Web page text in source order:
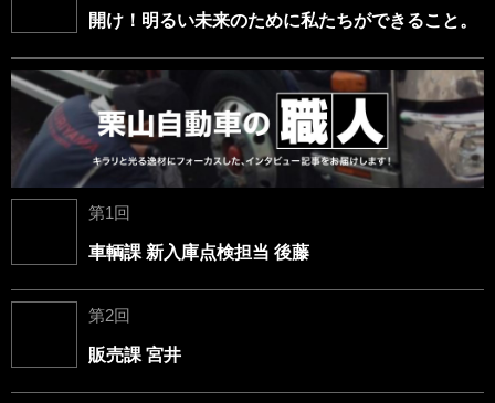
開け！明るい未来のために私たちができること。
第1回
車輌課 新入庫点検担当 後藤
第2回
販売課 宮井